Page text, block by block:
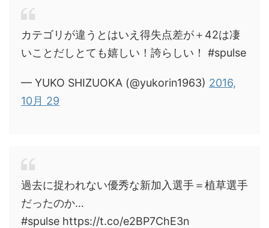
カテゴリが違うとはいえ得失点差が＋42は凄
いことだしとても嬉しい！誇らしい！ #spulse
— YUKO SHIZUOKA (@yukorin1963) 2016,
10月 29
過去に捉われない優秀な新加入選手＝植草選手
だったのか…
#spulse https://t.co/e2BP7ChE3n